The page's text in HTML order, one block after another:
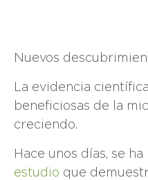
Nuevos
La evidencia
beneficiosas de la
creciendo.
Hace unos días, se
estudio que